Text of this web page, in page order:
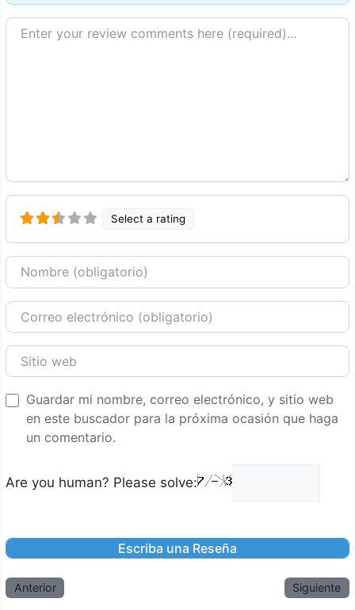
Texto de la reseña
Select a rating
Nombre
Correo Electronico
Sitio web
Guardar mi nombre, correo electrónico, y sitio web
en este buscador para la próxima ocasión que haga
un comentario.
Are you human? Please solve:
Anterior Siguiente